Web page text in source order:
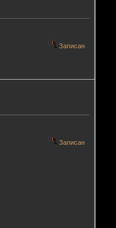
Записан
Записан